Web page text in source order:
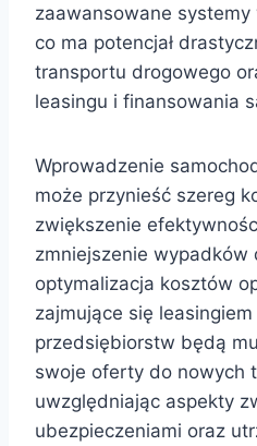
zaawansowane
co ma potencjał
transportu drogowego
leasingu i finansowania
Wprowadzenie
może przynieść szereg
zwiększenie
zmniejszenie wypadków
optymalizacja kosztów
zajmujące się
przedsiębiorstw będą
swoje oferty do nowych
uwzględniając aspekty
ubezpieczeniami oraz